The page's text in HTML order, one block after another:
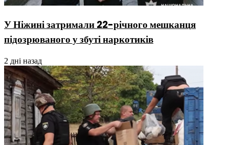
У Ніжині затримали 22-річного мешканця
підозрюваного у збуті наркотиків
2 дні назад